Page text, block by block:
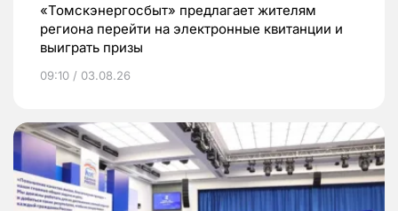
«Томскэнергосбыт» предлагает жителям
региона перейти на электронные квитанции и
выиграть призы
09:10 / 03.08.26